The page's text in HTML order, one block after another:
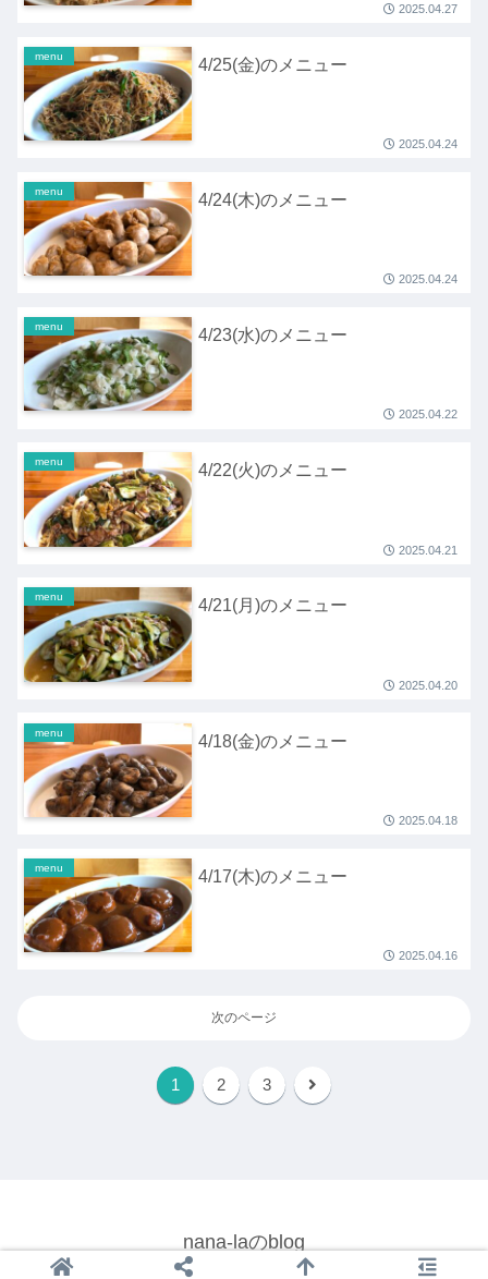
2025.04.27
menu 4/25(金)のメニュー
2025.04.24
menu 4/24(木)のメニュー
2025.04.24
menu 4/23(水)のメニュー
2025.04.22
menu 4/22(火)のメニュー
2025.04.21
menu 4/21(月)のメニュー
2025.04.20
menu 4/18(金)のメニュー
2025.04.18
menu 4/17(木)のメニュー
2025.04.16
次のページ
1 2 3
nana-laのblog
© 2022 nana-laのblog.